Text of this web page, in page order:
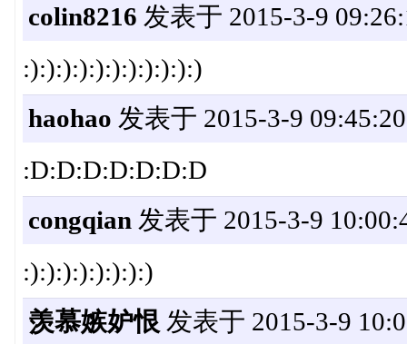
colin8216 发表于 2015-3-9
:):):):):):):):):):):)
haohao 发表于 2015-3-9 09:45:20
:D:D:D:D:D:D:D
congqian 发表于 2015-3-9
:):):):):):):):)
羡慕嫉妒恨 发表于 2015-3-9